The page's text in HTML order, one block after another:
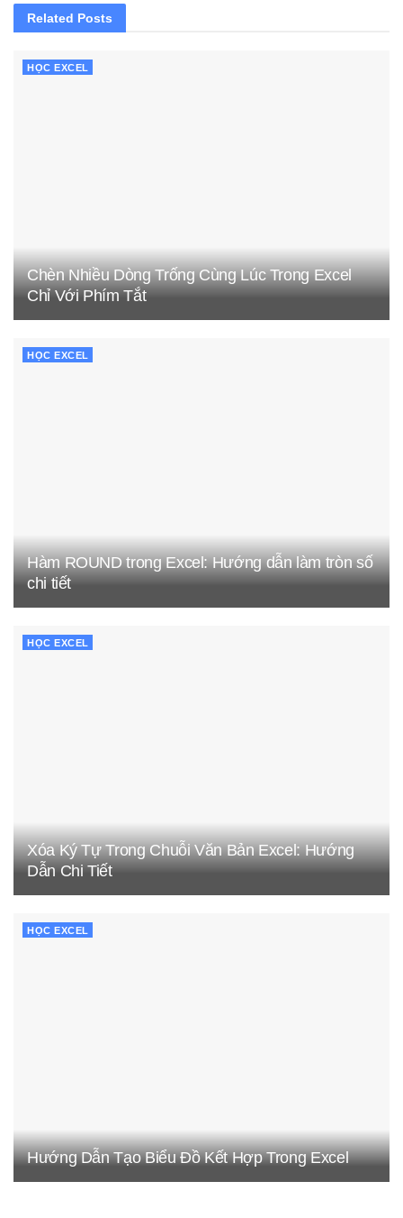
Related Posts
HỌC EXCEL
Chèn Nhiều Dòng Trống Cùng Lúc Trong Excel
Chỉ Với Phím Tắt
HỌC EXCEL
Hàm ROUND trong Excel: Hướng dẫn làm tròn số
chi tiết
HỌC EXCEL
Xóa Ký Tự Trong Chuỗi Văn Bản Excel: Hướng
Dẫn Chi Tiết
HỌC EXCEL
Hướng Dẫn Tạo Biểu Đồ Kết Hợp Trong Excel